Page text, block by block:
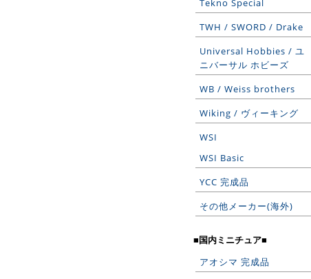
Tekno Special
TWH / SWORD / Drake
Universal Hobbies / ユ
ニバーサル ホビーズ
WB / Weiss brothers
Wiking / ヴィーキング
WSI
WSI Basic
YCC 完成品
その他メーカー(海外)
■国内ミニチュア■
アオシマ 完成品